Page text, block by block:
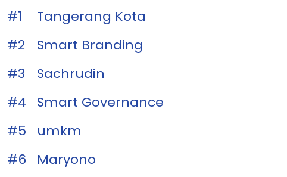
#1
Tangerang Kota
#2
Smart Branding
#3
Sachrudin
#4
Smart Governance
#5
umkm
#6
Maryono